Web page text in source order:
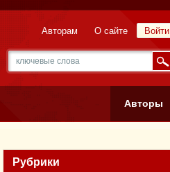
Войти
Авторам О сайте
Авторы
Рубрики